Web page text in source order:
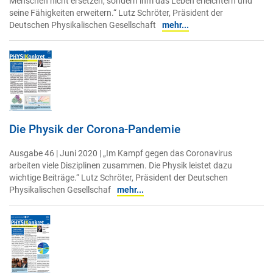
seine Fähigkeiten erweitern.“ Lutz Schröter, Präsident der
Deutschen Physikalischen Gesellschaft
mehr...
Die Physik der Corona-Pandemie
Ausgabe 46 | Juni 2020 | „Im Kampf gegen das Coronavirus
arbeiten viele Disziplinen zusammen. Die Physik leistet dazu
wichtige Beiträge.“ Lutz Schröter, Präsident der Deutschen
Physikalischen Gesellschaf mehr...